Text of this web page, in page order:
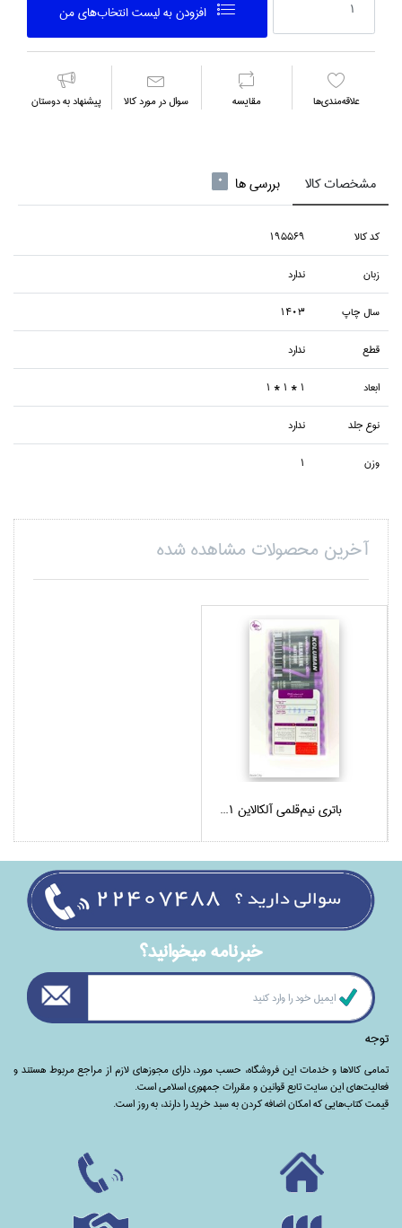
افزودن به ليست انتخاب‌هاي من
علاقه‌مندي‌ها مقايسه سوال در مورد كالا پیشنهاد به دوستان
مشخصات کالا بررسی ها 0
كد كالا
195569
زبان
ندارد
سال چاپ
1403
قطع
ندارد
ابعاد
1 * 1 * 1
نوع جلد
ندارد
وزن
1
آخرین محصولات مشاهده شده
باتري نيم‌قلمي آلكالاين 1...
خبرنامه ميخوانيد؟
توجه
تمامی‌ کالاها و خدمات این فروشگاه، حسب مورد،‌ دارای مجوزهای لازم از مراجع مربوط هستند ‌و‌‌
فعالیت‌های این سایت تابع قوانین و مقررات جمهوری اسلامی است.
قیمت کتاب‌هایی که امکان اضافه کردن به سبد خرید را دارند،‌ به روز است.